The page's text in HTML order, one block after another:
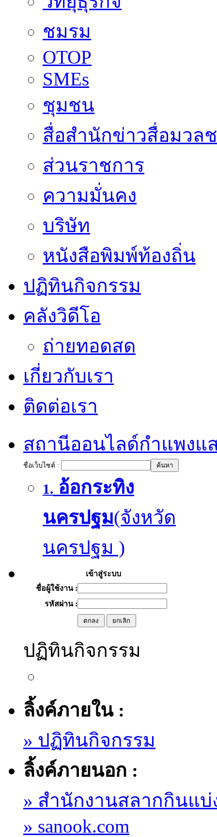
ชมรม
OTOP
SMEs
ชุมชน
สื่อสำนักข่าวสื่อมวล
ส่วนราชการ
ความมั่นคง
บริษัท
หนังสือพิมพ์ท้องถิ่น
ปฏิทินกิจกรรม
คลังวิดีโอ
ถ่ายทอดสด
เกี่ยวกับเรา
ติดต่อเรา
สถานีออนไลด์กำแพงแ
ชื่อเว็บไซต์ :
1. อ้อกระทิง
นครปฐม(จังหวัด
นครปฐม )
เข้าสู่ระบบ
ชื่อผู้ใช้งาน :
รหัสผ่าน :
ปฏิทินกิจกรรม
ลิ้งค์ภายใน :
» ปฏิทินกิจกรรม
ลิ้งค์ภายนอก :
» สำนักงานสลากกินแบ่
» sanook.com